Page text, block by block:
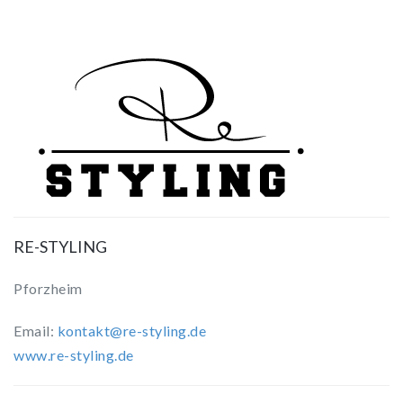
RE-STYLING
Pforzheim
Email: kontakt@re-styling.de
www.re-styling.de